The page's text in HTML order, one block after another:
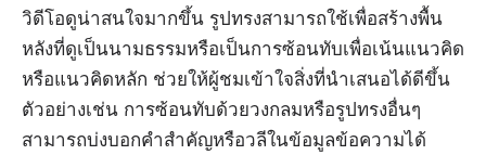
วิดีโอดูน่าสนใจมากขึ้น รูปทรงสามารถใช้เพื่อสร้างพื้น
หลังที่ดูเป็นนามธรรมหรือเป็นการซ้อนทับเพื่อเน้นแนวคิด
หรือแนวคิดหลัก ช่วยให้ผู้ชมเข้าใจสิ่งที่นำเสนอได้ดีขึ้น
ตัวอย่างเช่น การซ้อนทับด้วยวงกลมหรือรูปทรงอื่นๆ
สามารถบ่งบอกคำสำคัญหรือวลีในข้อมูลข้อความได้